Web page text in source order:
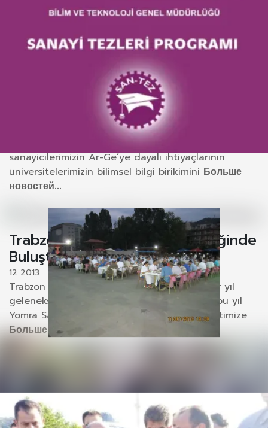
2013 2. Dönem San-tez Projelerine
Bilim, Sanayi ve Teknoloji Bakanlığınca,
sanayicilerimizin Ar-Ge’ye dayalı ihtiyaçlarının
üniversitelerimizin bilimsel bilgi birikimini Больше
новостей...
Trabzon Arsin Osb İftar Yemeğinde
Buluştu
12 2013
Trabzon Arsin OSB Yönetim Kurulumuzca her yıl
geleneksel olarak düzenlenen iftar yemeği bu yıl
Yomra Sandal Otel’de gerçekleşti. İftar davetimize
Больше новостей...